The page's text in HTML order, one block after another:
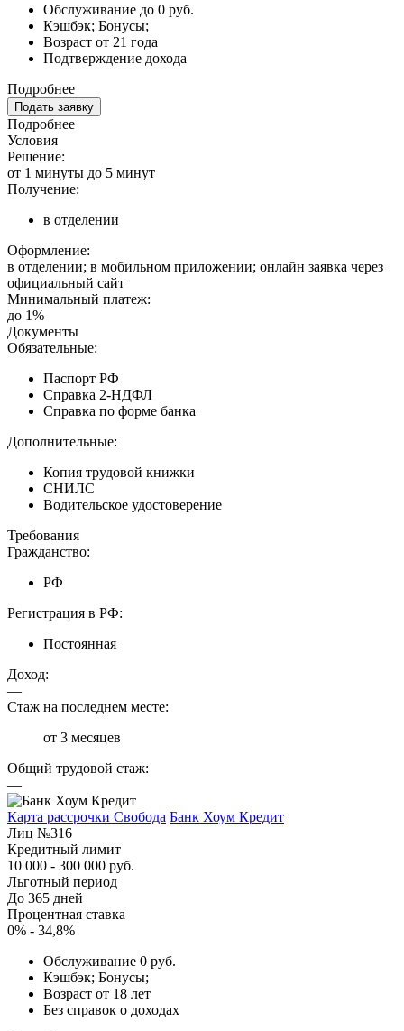
Обслуживание до 0 руб.
Кэшбэк; Бонусы;
Возраст от 21 года
Подтверждение дохода
Подробнее
Подать заявку
Подробнее
Условия
Решение:
от 1 минуты до 5 минут
Получение:
в отделении
Оформление:
в отделении; в мобильном приложении; онлайн заявка через
официальный сайт
Минимальный платеж:
до 1%
Документы
Обязательные:
Паспорт РФ
Справка 2-НДФЛ
Справка по форме банка
Дополнительные:
Копия трудовой книжки
СНИЛС
Водительское удостоверение
Требования
Гражданство:
РФ
Регистрация в РФ:
Постоянная
Доход:
—
Стаж на последнем месте:
от 3 месяцев
Общий трудовой стаж:
—
Карта рассрочки Свобода Банк Хоум Кредит
Лиц №316
Кредитный лимит
10 000 - 300 000 руб.
Льготный период
До 365 дней
Процентная ставка
0% - 34,8%
Обслуживание 0 руб.
Кэшбэк; Бонусы;
Возраст от 18 лет
Без справок о доходах